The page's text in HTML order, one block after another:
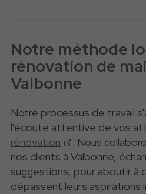
Notre méthode
rénovation de
Valbonne
Notre processus de travail
l'écoute attentive de vos
rénovation
. Nous
nos clients à Valbonne,
suggestions, pour aboutir à
dépassent leurs aspirations